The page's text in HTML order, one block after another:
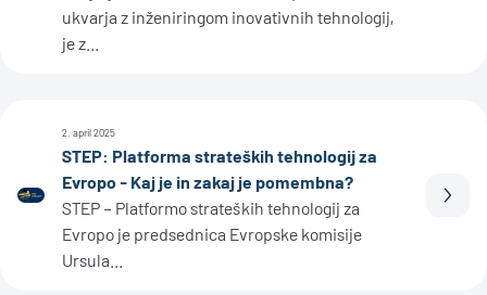
ukvarja z inženiringom inovativnih tehnologij,
je z...
2. april 2025
STEP: Platforma strateških tehnologij za
Evropo - Kaj je in zakaj je pomembna?
STEP – Platformo strateških tehnologij za
Evropo je predsednica Evropske komisije
Ursula...